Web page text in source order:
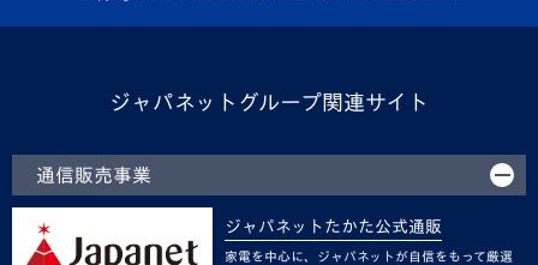
ジャパネットグループ関連サイト
通信販売事業
ジャパネットたかた公式通販
家電を中心に、ジャパネットが自信をもって厳選